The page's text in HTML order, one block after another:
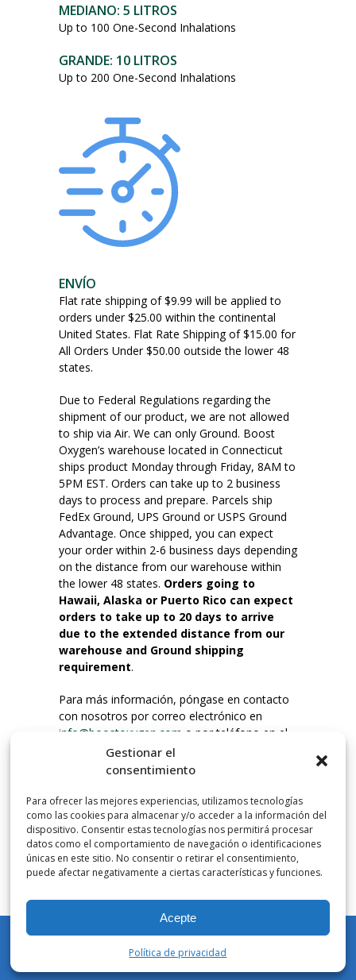
Gestionar el
consentimiento
Para ofrecer las mejores experiencias, utilizamos tecnologías
como las cookies para almacenar y/o acceder a la información del
dispositivo. Consentir estas tecnologías nos permitirá procesar
datos como el comportamiento de navegación o identificaciones
únicas en este sitio. No consentir o retirar el consentimiento,
puede afectar negativamente a ciertas características y funciones.
Acepte
Política de privacidad
MEDIANO: 5 LITROS
Up to 100 One-Second Inhalations
GRANDE: 10 LITROS
Up to 200 One-Second Inhalations
ENVÍO
Flat rate shipping of $9.99 will be applied to
orders under $25.00 within the continental
United States. Flat Rate Shipping of $15.00 for
All Orders Under $50.00 outside the lower 48
states.
Due to Federal Regulations regarding the
shipment of our product, we are not allowed
to ship via Air. We can only Ground. Boost
Oxygen’s warehouse located in Connecticut
ships product Monday through Friday, 8AM to
5PM EST. Orders can take up to 2 business
days to process and prepare. Parcels ship
FedEx Ground, UPS Ground or USPS Ground
Advantage. Once shipped, you can expect
your order within 2-6 business days depending
on the distance from our warehouse within
the lower 48 states. Orders going to
Hawaii, Alaska or Puerto Rico can expect
orders to take up to 20 days to arrive
due to the extended distance from our
warehouse and Ground shipping
requirement.
Para más información, póngase en contacto
con nosotros por correo electrónico en
info@boostoxygen.com o por teléfono en el
203.331.8100.
INSTRUCCIONES DE USO
Colocar hasta la boca, presionar firmemente
el botón e inhalar. Coloque la mascarilla
debajo de la nariz y sobre la boca. Presione el
gatillo hacia abajo para activar el flujo. Inspire
por la boca.
NÚMERO DE INHALACIONES
Los botes de bolsillo Boost Oxygen contienen
más de 3 litros de oxígeno respirable de
Aviator. Esto equivale a aproximadamente 60